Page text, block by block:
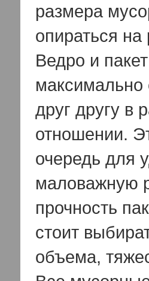
размера
опираться
Ведро и
максимально
друг другу в
отношении.
очередь для
маловажную
прочность
стоит
объема,